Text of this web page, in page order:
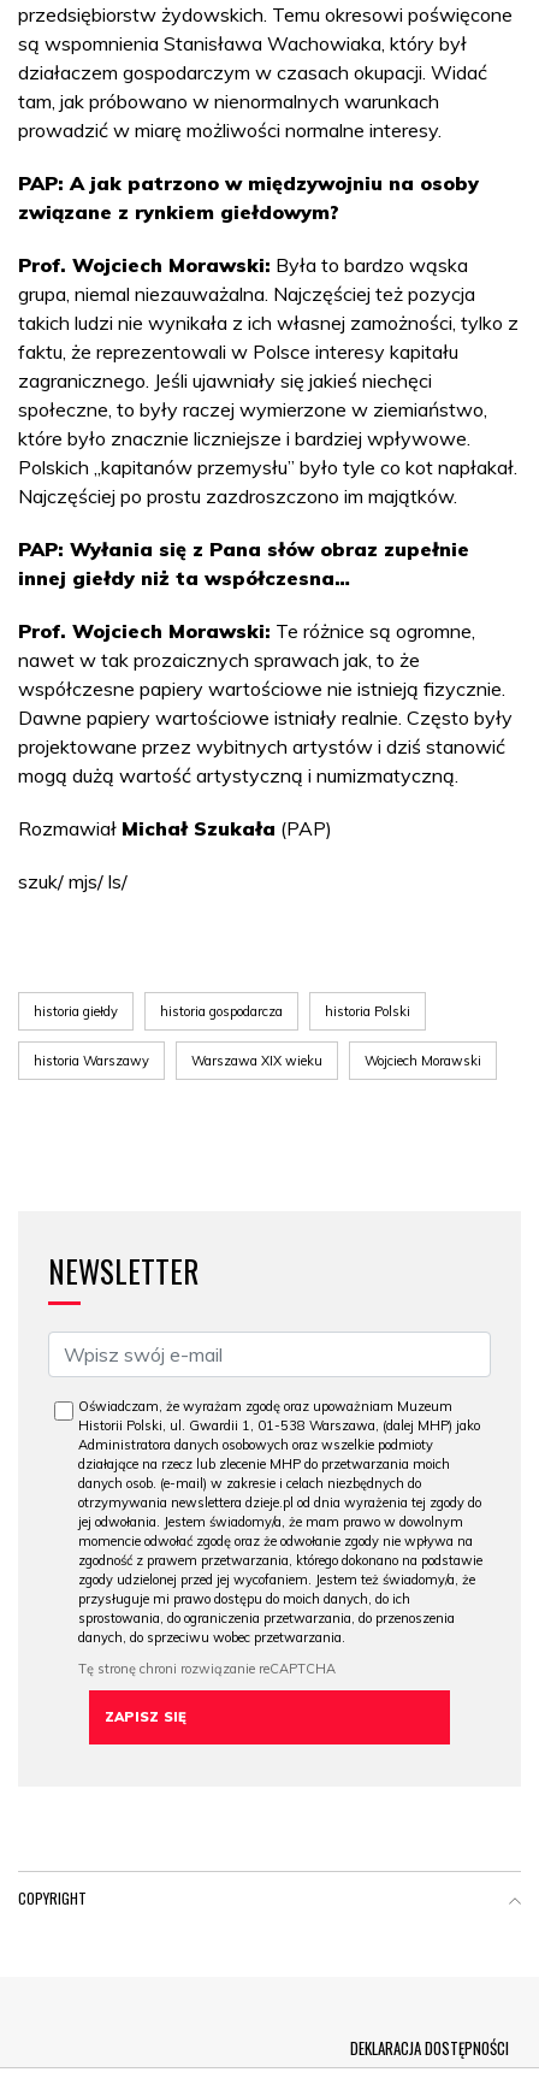
przedsiębiorstw żydowskich. Temu okresowi poświęcone
są wspomnienia Stanisława Wachowiaka, który był
działaczem gospodarczym w czasach okupacji. Widać
tam, jak próbowano w nienormalnych warunkach
prowadzić w miarę możliwości normalne interesy.
PAP: A jak patrzono w międzywojniu na osoby
związane z rynkiem giełdowym?
Prof. Wojciech Morawski: Była to bardzo wąska
grupa, niemal niezauważalna. Najczęściej też pozycja
takich ludzi nie wynikała z ich własnej zamożności, tylko z
faktu, że reprezentowali w Polsce interesy kapitału
zagranicznego. Jeśli ujawniały się jakieś niechęci
społeczne, to były raczej wymierzone w ziemiaństwo,
które było znacznie liczniejsze i bardziej wpływowe.
Polskich „kapitanów przemysłu” było tyle co kot napłakał.
Najczęściej po prostu zazdroszczono im majątków.
PAP: Wyłania się z Pana słów obraz zupełnie
innej giełdy niż ta współczesna…
Prof. Wojciech Morawski: Te różnice są ogromne,
nawet w tak prozaicznych sprawach jak, to że
współczesne papiery wartościowe nie istnieją fizycznie.
Dawne papiery wartościowe istniały realnie. Często były
projektowane przez wybitnych artystów i dziś stanowić
mogą dużą wartość artystyczną i numizmatyczną.
Rozmawiał Michał Szukała (PAP)
szuk/ mjs/ ls/
historia giełdy historia gospodarcza historia Polski
historia Warszawy Warszawa XIX wieku Wojciech Morawski
NEWSLETTER
Oświadczam, że wyrażam zgodę oraz upoważniam Muzeum
Historii Polski, ul. Gwardii 1, 01-538 Warszawa, (dalej MHP) jako
Administratora danych osobowych oraz wszelkie podmioty
działające na rzecz lub zlecenie MHP do przetwarzania moich
danych osob. (e-mail) w zakresie i celach niezbędnych do
otrzymywania newslettera dzieje.pl od dnia wyrażenia tej zgody do
jej odwołania. Jestem świadomy/a, że mam prawo w dowolnym
momencie odwołać zgodę oraz że odwołanie zgody nie wpływa na
zgodność z prawem przetwarzania, którego dokonano na podstawie
zgody udzielonej przed jej wycofaniem. Jestem też świadomy/a, że
przysługuje mi prawo dostępu do moich danych, do ich
sprostowania, do ograniczenia przetwarzania, do przenoszenia
danych, do sprzeciwu wobec przetwarzania.
COPYRIGHT
DEKLARACJA DOSTĘPNOŚCI